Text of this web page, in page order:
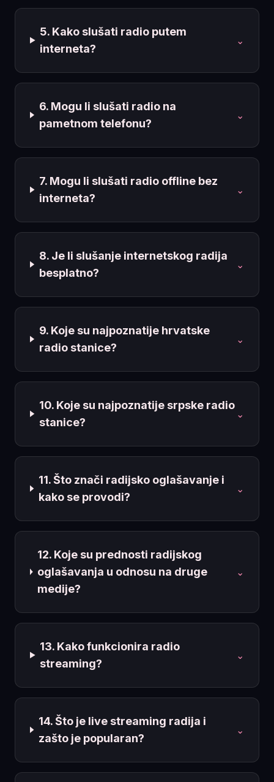
5. Kako slušati radio putem
interneta?
⌄
6. Mogu li slušati radio na
pametnom telefonu?
⌄
7. Mogu li slušati radio offline bez
interneta?
⌄
8. Je li slušanje internetskog radija
besplatno?
⌄
9. Koje su najpoznatije hrvatske
radio stanice?
⌄
10. Koje su najpoznatije srpske radio
stanice?
⌄
11. Što znači radijsko oglašavanje i
kako se provodi?
⌄
12. Koje su prednosti radijskog
oglašavanja u odnosu na druge
medije?
⌄
13. Kako funkcionira radio
streaming?
⌄
14. Što je live streaming radija i
zašto je popularan?
⌄